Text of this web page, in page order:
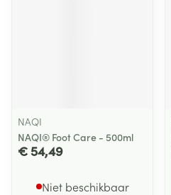
NAQI
NAQI® Foot Care - 500ml
€ 54,49
Niet beschikbaar